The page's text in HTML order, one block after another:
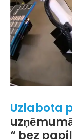
Uzlabota
“ bez